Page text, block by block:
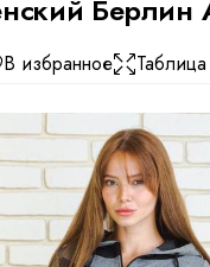
Берлин
В избранное